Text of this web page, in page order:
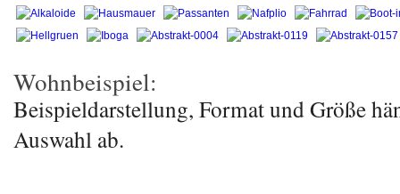
Wohnbeispiel:
Beispieldarstellung, Format und Größe
Auswahl ab.